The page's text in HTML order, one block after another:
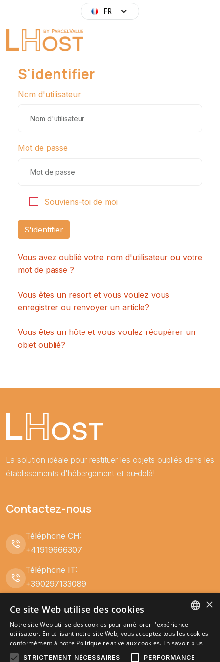
FR
S'identifier
Nom d'utilisateur
Mot de passe
Souviens-toi de moi
S'identifier
Vous avez oublié votre nom d'utilisateur ou votre
mot de passe ?
Vous êtes un resort et vous voulez vous
enregistrer ou renvoyer un article?
Vous êtes un hôte et vous voulez récupérer un
objet oublié?
La solution idéale pour restituer les objets oubliés dans les
établissements d'hébergement et au-delà!
Contactez-nous
Téléphone CH:
+41919666307
Téléphone IT:
+390297133089
lhost@parcelvalue.eu
Corso San Gottardo 73 CH-
6830 Chiasso, Switzerland
ITALIAN
×
Ce site Web utilise des cookies
Notre site Web utilise des cookies pour améliorer l'expérience
utilisateur. En utilisant notre site Web, vous acceptez tous les cookies
conformément à notre Politique relative aux cookies. En savoir plus
STRICTEMENT NÉCESSAIRES PERFORMANCE